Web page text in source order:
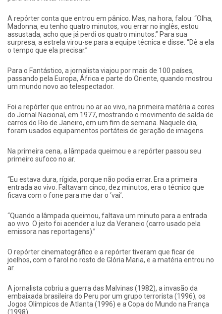
A repórter conta que entrou em pânico. Mas, na hora, falou: “Olha,
Madonna, eu tenho quatro minutos, vou errar no inglês, estou
assustada, acho que já perdi os quatro minutos.” Para sua
surpresa, a estrela virou-se para a equipe técnica e disse: “Dê a ela
o tempo que ela precisar.”
Para o Fantástico, a jornalista viajou por mais de 100 países,
passando pela Europa, África e parte do Oriente, quando mostrou
um mundo novo ao telespectador.
Foi a repórter que entrou no ar ao vivo, na primeira matéria a cores
do Jornal Nacional, em 1977, mostrando o movimento de saída de
carros do Rio de Janeiro, em um fim de semana. Naquele dia,
foram usados equipamentos portáteis de geração de imagens.
Na primeira cena, a lâmpada queimou e a repórter passou seu
primeiro sufoco no ar.
“Eu estava dura, rígida, porque não podia errar. Era a primeira
entrada ao vivo. Faltavam cinco, dez minutos, era o técnico que
ficava com o fone para me dar o ‘vai’.
“Quando a lâmpada queimou, faltava um minuto para a entrada
ao vivo. O jeito foi acender a luz da Veraneio (carro usado pela
emissora nas reportagens).”
O repórter cinematográfico e a repórter tiveram que ficar de
joelhos, com o farol no rosto de Glória Maria, e a matéria entrou no
ar.
A jornalista cobriu a guerra das Malvinas (1982), a invasão da
embaixada brasileira do Peru por um grupo terrorista (1996), os
Jogos Olímpicos de Atlanta (1996) e a Copa do Mundo na França
(1998).